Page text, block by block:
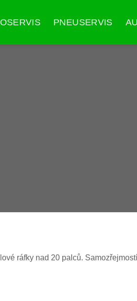
PNEUSERVIS
ráfky nad 20 palců.